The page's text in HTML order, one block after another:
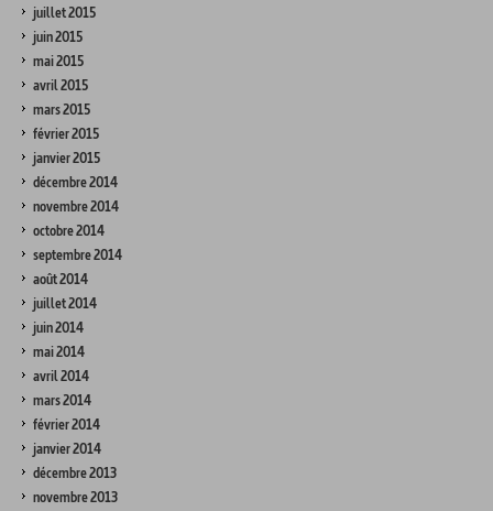
juillet 2015
juin 2015
mai 2015
avril 2015
mars 2015
février 2015
janvier 2015
décembre 2014
novembre 2014
octobre 2014
septembre 2014
août 2014
juillet 2014
juin 2014
mai 2014
avril 2014
mars 2014
février 2014
janvier 2014
décembre 2013
novembre 2013